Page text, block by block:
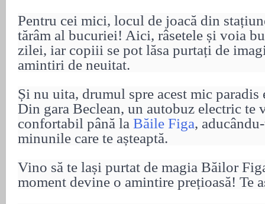
Pentru cei mici, locul de joacă din
tărâm al bucuriei! Aici, râsetele și voia
zilei, iar copiii se pot lăsa purtați de
amintiri de neuitat.
Și nu uita, drumul spre acest mic paradis
Din gara Beclean, un autobuz electric te
confortabil până la Băile Figa,
minunile care te așteaptă.
Vino să te lași purtat de magia Băilor
moment devine o amintire prețioasă! Te